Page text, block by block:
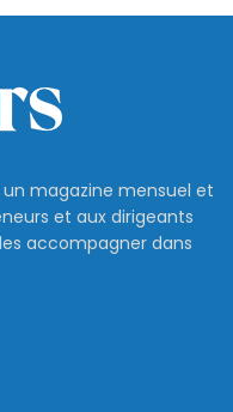
magazine mensuel et
et aux dirigeants
accompagner dans